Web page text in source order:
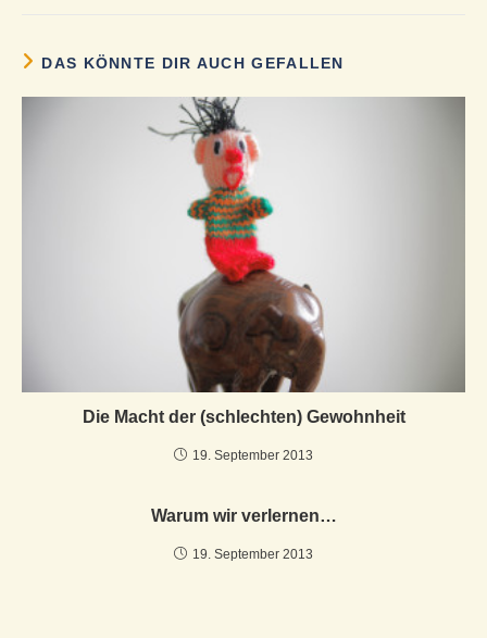
DAS KÖNNTE DIR AUCH GEFALLEN
Die Macht der (schlechten) Gewohnheit
19. September 2013
Warum wir verlernen…
19. September 2013